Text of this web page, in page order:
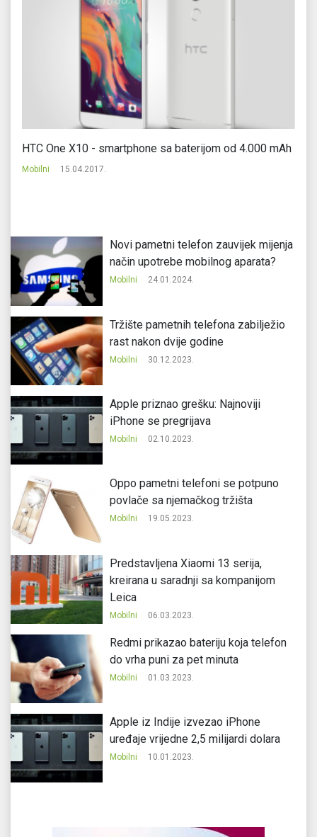
HTC One X10 - smartphone sa baterijom od 4.000 mAh
Mobilni 15.04.2017.
Novi pametni telefon zauvijek mijenja
način upotrebe mobilnog aparata?
Mobilni 24.01.2024.
Tržište pametnih telefona zabilježio
rast nakon dvije godine
Mobilni 30.12.2023.
Apple priznao grešku: Najnoviji
iPhone se pregrijava
Mobilni 02.10.2023.
Oppo pametni telefoni se potpuno
povlače sa njemačkog tržišta
Mobilni 19.05.2023.
Predstavljena Xiaomi 13 serija,
kreirana u saradnji sa kompanijom
Leica
Mobilni 06.03.2023.
Redmi prikazao bateriju koja telefon
do vrha puni za pet minuta
Mobilni 01.03.2023.
Apple iz Indije izvezao iPhone
uređaje vrijedne 2,5 milijardi dolara
Mobilni 10.01.2023.